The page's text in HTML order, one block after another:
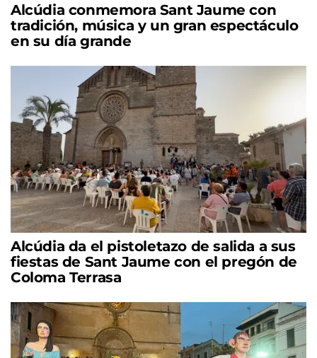
Alcúdia conmemora Sant Jaume con
tradición, música y un gran espectáculo
en su día grande
Alcúdia da el pistoletazo de salida a sus
fiestas de Sant Jaume con el pregón de
Coloma Terrasa